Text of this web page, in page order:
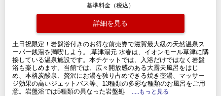
基準料金（税込）
詳細を見る
土日祝限定！岩盤浴付きのお得な前売券で滋賀最大級の天然温泉ス
ーパー銭湯を満喫しよう。,草津湯元 水春は、イオンモール草津に隣
接している温泉施設です。本チケットでは、入浴だけではなく岩盤
浴も楽しめます。当館では、広々開放感のある大露天風呂をはじ
め、本格炭酸泉、贅沢にお湯を独り占めできる焼き壺湯、マッサー
ジ効果の高いジェットバス等、13種類の多彩な種類のお風呂をご用
意。岩盤浴では5種類の異なった岩盤処
.....もっと見る